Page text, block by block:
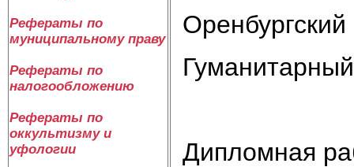
Рефераты по
муниципальному праву
Рефераты по
налогообложению
Рефераты по
оккультизму и
уфологии
Дипломная